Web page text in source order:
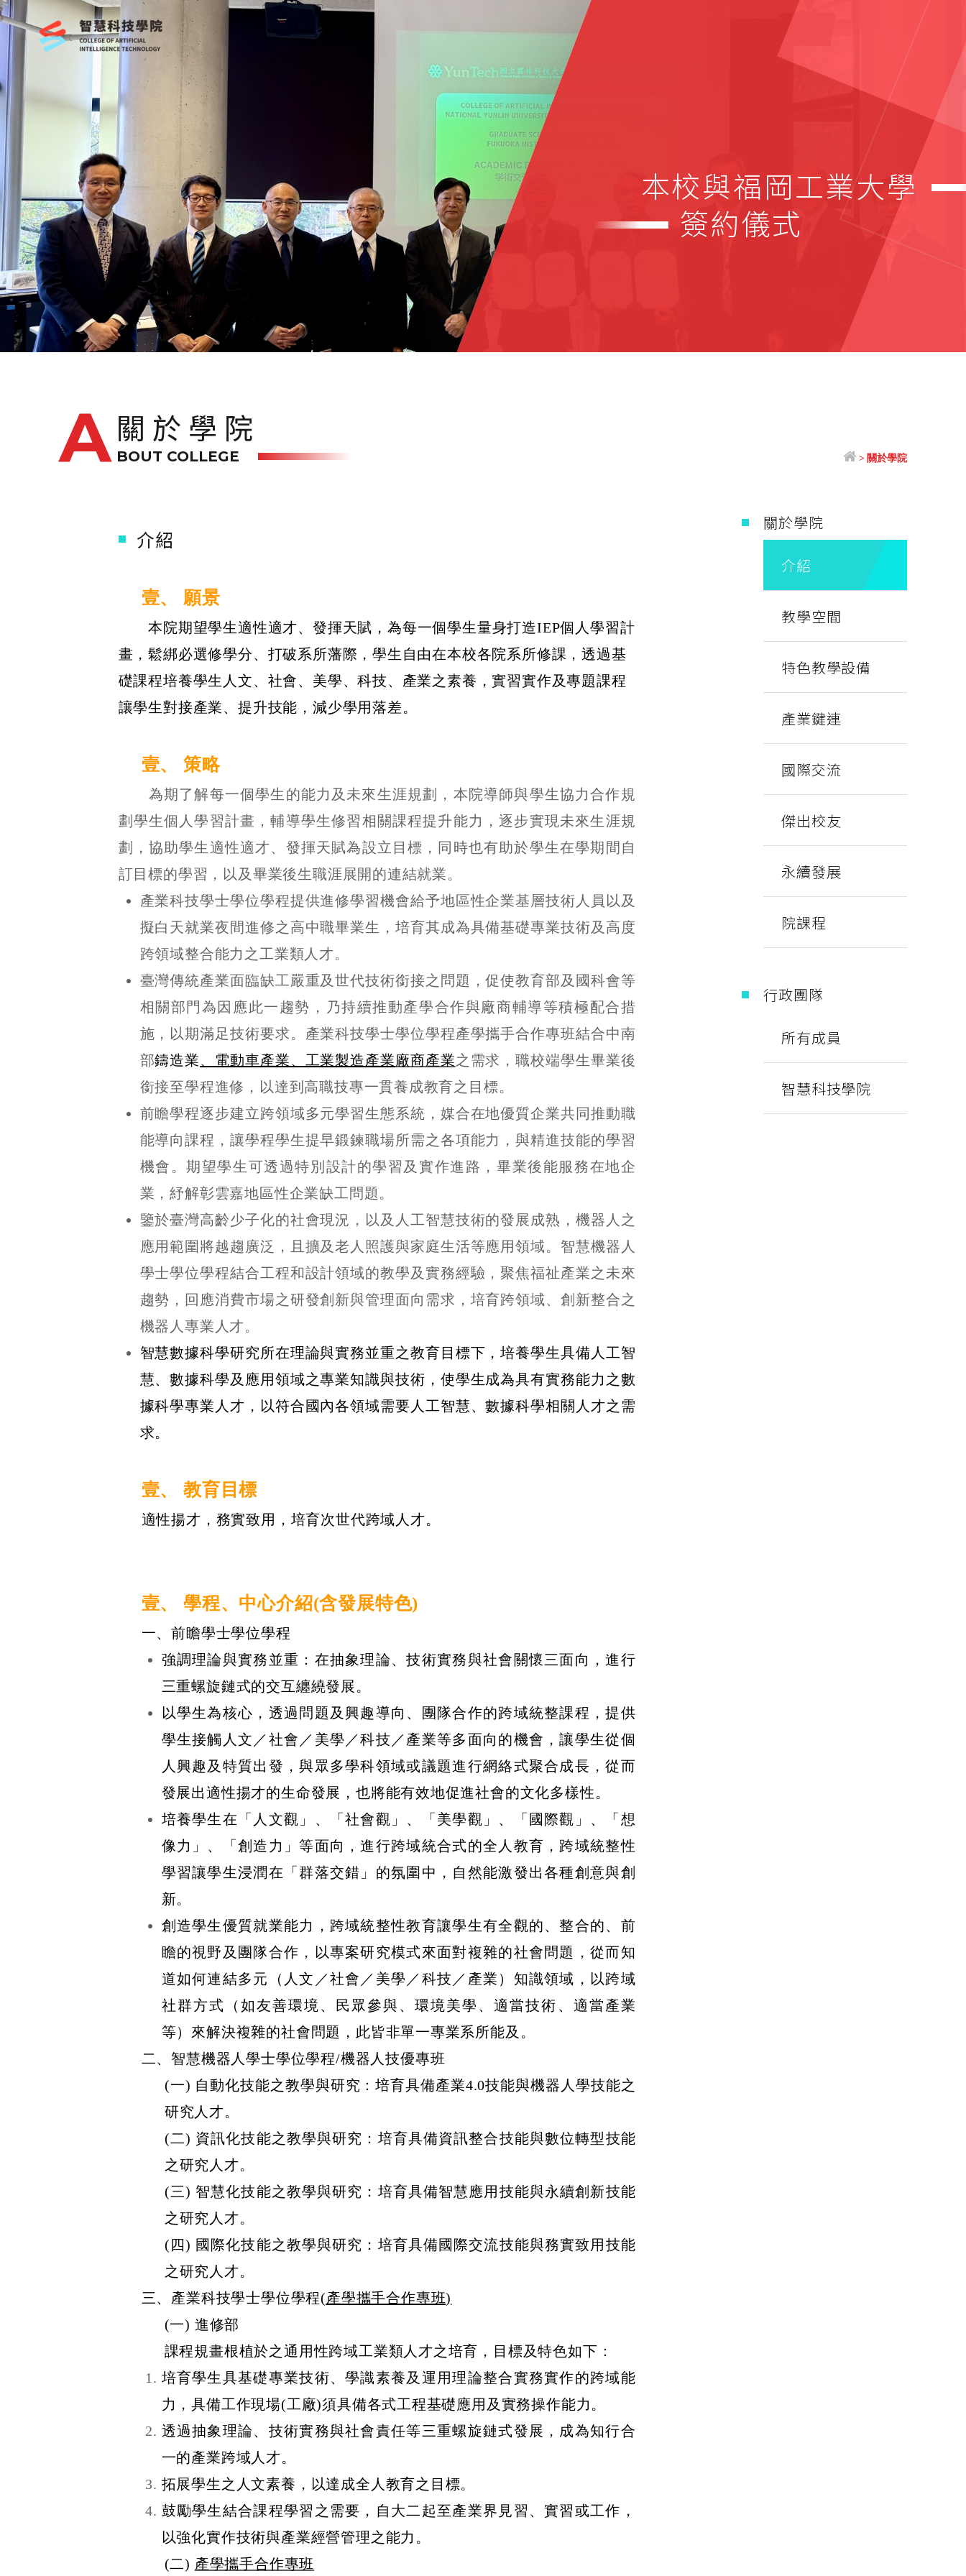
本校與福岡工業大學
簽約儀式
關於學院
BOUT COLLEGE > 關於學院
介紹
壹、 願景
本院期望學生適性適才、發揮天賦，為每一個學生量身打造IEP個人學習計
畫，鬆綁必選修學分、打破系所藩際，學生自由在本校各院系所修課，透過基
礎課程培養學生人文、社會、美學、科技、產業之素養，實習實作及專題課程
讓學生對接產業、提升技能，減少學用落差。
壹、策略
為期了解每一個學生的能力及未來生涯規劃，本院導師與學生協力合作規
劃學生個人學習計畫，輔導學生修習相關課程提升能力，逐步實現未來生涯規
劃，協助學生適性適才、發揮天賦為設立目標，同時也有助於學生在學期間自
訂目標的學習，以及畢業後生職涯展開的連結就業。
產業科技學士學位學程提供進修學習機會給予地區性企業基層技術人員以及
擬白天就業夜間進修之高中職畢業生，培育其成為具備基礎專業技術及高度
跨領域整合能力之工業類人才。
臺灣傳統產業面臨缺工嚴重及世代技術銜接之問題，促使教育部及國科會等
相關部門為因應此一趨勢，乃持續推動產學合作與廠商輔導等積極配合措
施，以期滿足技術要求。產業科技學士學位學程產學攜手合作專班結合中南
部鑄造業、電動車產業、工業製造產業廠商產業之需求，職校端學生畢業後
銜接至學程進修，以達到高職技專一貫養成教育之目標。
前瞻學程逐步建立跨領域多元學習生態系統，媒合在地優質企業共同推動職
能導向課程，讓學程學生提早鍛鍊職場所需之各項能力，與精進技能的學習
機會。期望學生可透過特別設計的學習及實作進路，畢業後能服務在地企
業，紓解彰雲嘉地區性企業缺工問題。
鑒於臺灣高齡少子化的社會現況，以及人工智慧技術的發展成熟，機器人之
應用範圍將越趨廣泛，且擴及老人照護與家庭生活等應用領域。智慧機器人
學士學位學程結合工程和設計領域的教學及實務經驗，聚焦福祉產業之未來
趨勢，回應消費市場之研發創新與管理面向需求，培育跨領域、創新整合之
機器人專業人才。
智慧數據科學研究所在理論與實務並重之教育目標下，培養學生具備人工智
慧、數據科學及應用領域之專業知識與技術，使學生成為具有實務能力之數
據科學專業人才，以符合國內各領域需要人工智慧、數據科學相關人才之需
求。
壹、 教育目標
適性揚才，務實致用，培育次世代跨域人才。
壹、學程、中心介紹(含發展特色)
一、前瞻學士學位學程
強調理論與實務並重：在抽象理論、技術實務與社會關懷三面向，進行
三重螺旋鏈式的交互纏繞發展。
以學生為核心，透過問題及興趣導向、團隊合作的跨域統整課程，提供
學生接觸人文／社會／美學／科技／產業等多面向的機會，讓學生從個
人興趣及特質出發，與眾多學科領域或議題進行網絡式聚合成長，從而
發展出適性揚才的生命發展，也將能有效地促進社會的文化多樣性。
培養學生在「人文觀」、「社會觀」、「美學觀」、「國際觀」、「想
像力」、「創造力」等面向，進行跨域統合式的全人教育，跨域統整性
學習讓學生浸潤在「群落交錯」的氛圍中，自然能激發出各種創意與創
新。
創造學生優質就業能力，跨域統整性教育讓學生有全觀的、整合的、前
瞻的視野及團隊合作，以專案研究模式來面對複雜的社會問題，從而知
道如何連結多元（人文／社會／美學／科技／產業）知識領域，以跨域
社群方式（如友善環境、民眾參與、環境美學、適當技術、適當產業
等）來解決複雜的社會問題，此皆非單一專業系所能及。
二、 智慧機器人學士學位學程/機器人技優專班
(一) 自動化技能之教學與研究：培育具備產業4.0技能與機器人學技能之
研究人才。
(二) 資訊化技能之教學與研究：培育具備資訊整合技能與數位轉型技能
之研究人才。
(三) 智慧化技能之教學與研究：培育具備智慧應用技能與永續創新技能
之研究人才。
(四) 國際化技能之教學與研究：培育具備國際交流技能與務實致用技能
之研究人才。
三、 產業科技學士學位學程(產學攜手合作專班)
(一) 進修部
課程規畫根植於之通用性跨域工業類人才之培育，目標及特色如下：
培育學生具基礎專業技術、學識素養及運用理論整合實務實作的跨域能
力，具備工作現場(工廠)須具備各式工程基礎應用及實務操作能力。
透過抽象理論、技術實務與社會責任等三重螺旋鏈式發展，成為知行合
一的產業跨域人才。
拓展學生之人文素養，以達成全人教育之目標。
鼓勵學生結合課程學習之需要，自大二起至產業界見習、實習或工作，
以強化實作技術與產業經營管理之能力。
(二) 產學攜手合作專班
關於學院
介紹
教學空間
特色教學設備
產業鍵連
國際交流
傑出校友
永續發展
院課程
行政團隊
所有成員
智慧科技學院